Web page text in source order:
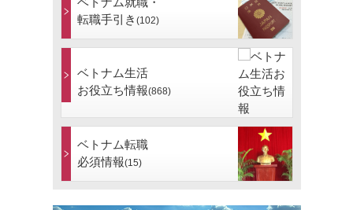
転職手引き (102)
ベトナム生活
お役立ち情報(868)
ベトナム転職
必須情報(15)